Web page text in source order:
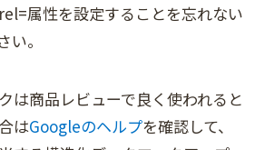
属性を設定することを忘れない
。
は商品レビューで良く使われると
はGoogleのヘルプを確認して、